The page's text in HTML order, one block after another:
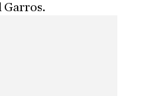
Garros.